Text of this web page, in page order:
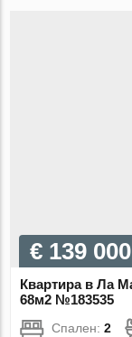
€ 139 000
Квартира в Ла
68м2 №183535
Спален:2